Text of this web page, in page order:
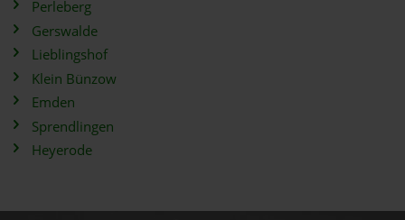
Perleberg
Gerswalde
Lieblingshof
Klein Bünzow
Emden
Sprendlingen
Heyerode